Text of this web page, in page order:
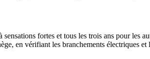
fortes et tous les trois ans pour les
en vérifiant les branchements électriques et